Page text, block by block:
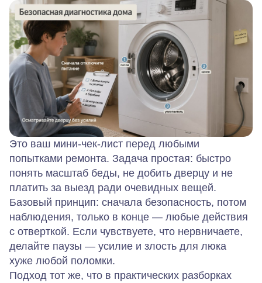
Это ваш мини‑чек‑лист перед любыми
попытками ремонта. Задача простая: быстро
понять масштаб беды, не добить дверцу и не
платить за выезд ради очевидных вещей.
Базовый принцип: сначала безопасность, потом
наблюдения, только в конце — любые действия
с отверткой. Если чувствуете, что нервничаете,
делайте паузы — усилие и злость для люка
хуже любой поломки.
Подход тот же, что в практических разборках